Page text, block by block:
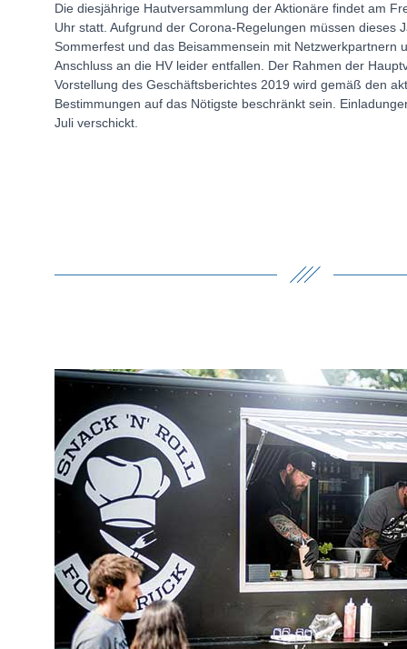
Die diesjährige Hautversammlung der Aktionäre findet am
Uhr statt. Aufgrund der Corona-Regelungen müssen dieses
Sommerfest und das Beisammensein mit Netzwerkpartnern
Anschluss an die HV leider entfallen. Der Rahmen der
Vorstellung des Geschäftsberichtes 2019 wird gemäß den
Bestimmungen auf das Nötigste beschränkt sein.
Juli verschickt.